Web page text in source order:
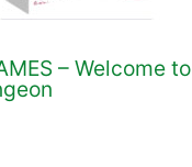
– Welcome to